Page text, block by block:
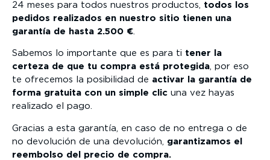
24 meses para todos nuestros productos, todos los
pedidos realizados en nuestro sitio tienen una
garantía de hasta 2.500 €.
Sabemos lo importante que es para ti tener la
certeza de que tu compra está protegida, por eso
te ofrecemos la posibilidad de activar la garantía de
forma gratuita con un simple clic una vez hayas
realizado el pago.
Gracias a esta garantía, en caso de no entrega o de
no devolución de una devolución, garantizamos el
reembolso del precio de compra.